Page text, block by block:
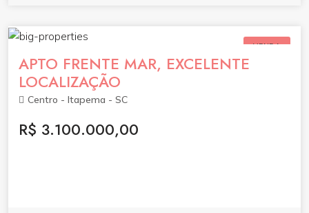
VENDA
APTO FRENTE MAR, EXCELENTE
LOCALIZAÇÃO
Centro - Itapema - SC
R$ 3.100.000,00